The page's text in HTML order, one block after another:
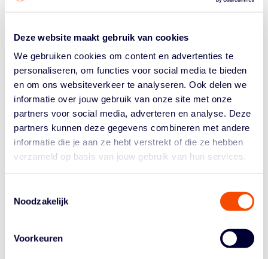
Deze website maakt gebruik van cookies
We gebruiken cookies om content en advertenties te
personaliseren, om functies voor social media te bieden
en om ons websiteverkeer te analyseren. Ook delen we
informatie over jouw gebruik van onze site met onze
partners voor social media, adverteren en analyse. Deze
partners kunnen deze gegevens combineren met andere
informatie die je aan ze hebt verstrekt of die ze hebben
verzameld op basis van jouw gebruik van hun services.
Noodzakelijk
Voorkeuren
De NederlandseRising Star of the Year(spelers
geworden. De speler van Basketbal Academie Limburg
is dit seizoen goed voor 8 punten, 2 rebounds en 5
assists in gemiddeld 31 speelminuten. Hij volgt
voormalig ploeggenoot Sander Hollanders op. In België
ging de prijs naar Thijs De Ridder van Antwerp Giants.
Douglas Spradley volgt Geert Hammink op als de
NederlandseCoach of the Year. De coach van Zorg en
Zekerheid Leiden won met zijn ploeg 18 van de 27
wedstrijden. Leiden is op dit moment de hoogst
Thomas van der Mars
is gekozen tot de Nederlandse
voor het tweede seizoen op rij genomineerd, is dit
seizoen goed voor 10 punten, 5 punten, 1 assist en 18